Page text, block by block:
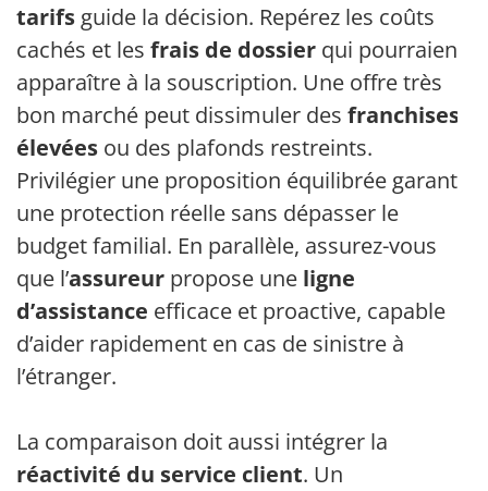
tarifs guide la décision. Repérez les coûts
cachés et les frais de dossier qui pourraient
apparaître à la souscription. Une offre très
bon marché peut dissimuler des franchises
élevées ou des plafonds restreints.
Privilégier une proposition équilibrée garantit
une protection réelle sans dépasser le
budget familial. En parallèle, assurez-vous
que l’assureur propose une ligne
d’assistance efficace et proactive, capable
d’aider rapidement en cas de sinistre à
l’étranger.
La comparaison doit aussi intégrer la
réactivité du service client. Un